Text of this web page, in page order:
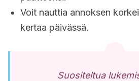
Voit nauttia annoksen
kertaa päivässä.
Suositeltua